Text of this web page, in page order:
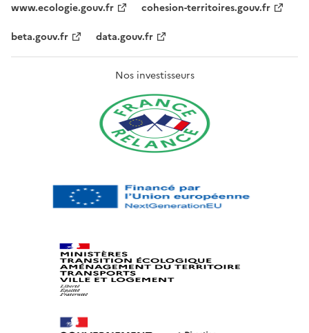
www.ecologie.gouv.fr
cohesion-territoires.gouv.fr
beta.gouv.fr
data.gouv.fr
Nos investisseurs